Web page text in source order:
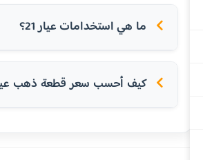
ما هي استخدامات عيار 21؟
كيف أحسب سعر قطعة ذهب عيار 21؟